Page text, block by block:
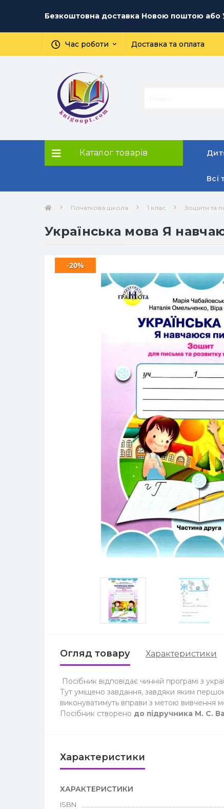
Безкоштовна доставка Новою поштою
Час роботи Доставка та оплата
Каталог товарів
Всі
Початкова школа 1 клас Зошити та
Українська мова Я
-20%
Огляд товару Характеристики
Посібник відповідає чинній програмі з
Тут уміщено завдання, завдяки яким
виконуватимуть вправи з метою вивчення
Посібник створено до підручника М. С.
Характеристики
ХАРАКТЕРИСТИКИ
ISBN